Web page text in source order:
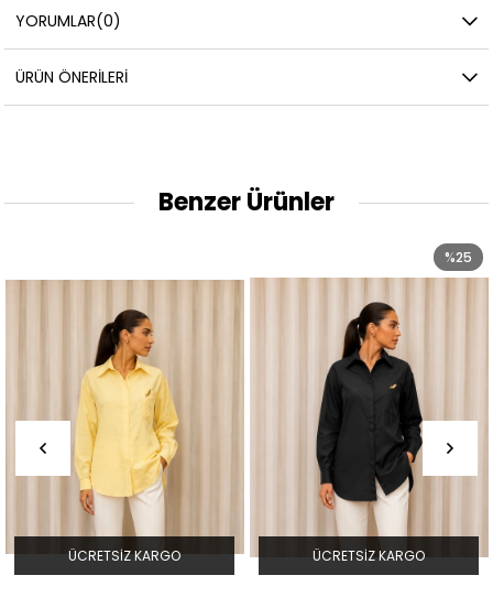
YORUMLAR(0)
ÜRÜN ÖNERILERI
Benzer Ürünler
ÜCRETSIZ KARGO ÜCRETSIZ KARGO